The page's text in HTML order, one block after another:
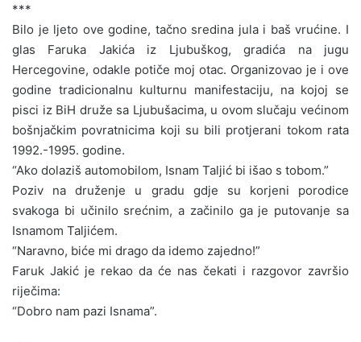
***
Bilo je ljeto ove godine, tačno sredina jula i baš vrućine. I
glas Faruka Jakića iz Ljubuškog, gradića na jugu
Hercegovine, odakle potiče moj otac. Organizovao je i ove
godine tradicionalnu kulturnu manifestaciju, na kojoj se
pisci iz BiH druže sa Ljubušacima, u ovom slučaju većinom
bošnjačkim povratnicima koji su bili protjerani tokom rata
1992.-1995. godine.
“Ako dolaziš automobilom, Isnam Taljić bi išao s tobom.”
Poziv na druženje u gradu gdje su korjeni porodice
svakoga bi učinilo srećnim, a začinilo ga je putovanje sa
Isnamom Taljićem.
“Naravno, biće mi drago da idemo zajedno!”
Faruk Jakić je rekao da će nas čekati i razgovor završio
riječima:
“Dobro nam pazi Isnama”.